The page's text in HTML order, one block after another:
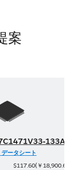
案
133AXC
データシート
$117.60(￥18,900.67